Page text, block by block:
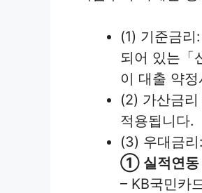
(1) 기준금
되어 있는「
이 대출 약
(2) 가산금
적용됩니다.
(3) 우대금리:
① 실적연동
– KB국민카